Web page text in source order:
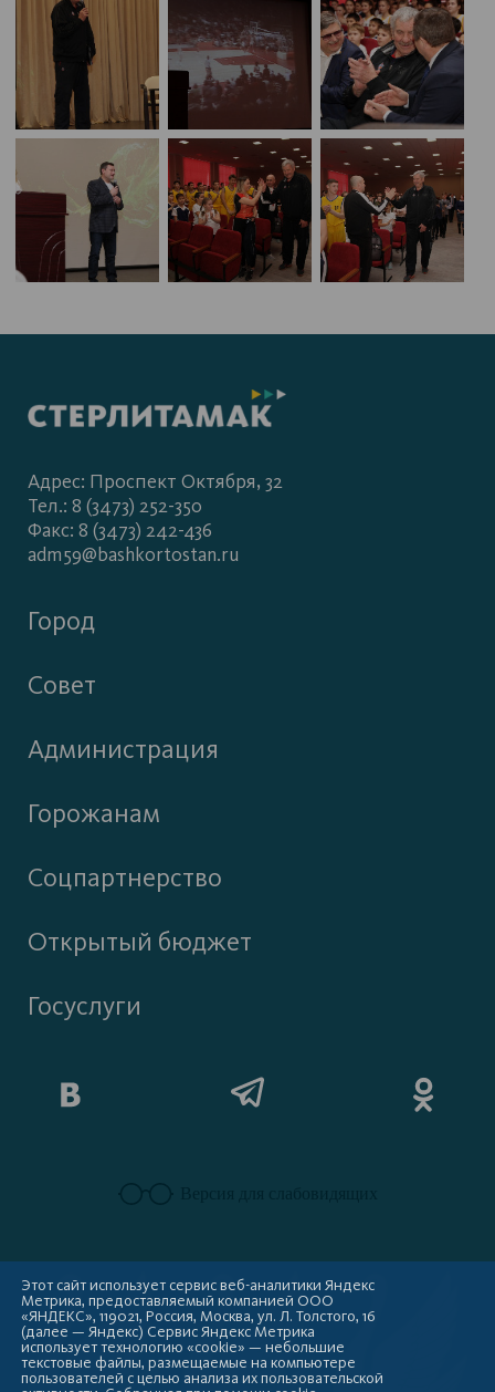
Адрес: Проспект Октября, 32
Тел.: 8 (3473) 252-350
Факс: 8 (3473) 242-436
adm59@bashkortostan.ru
Город
Совет
Администрация
Горожанам
Соцпартнерство
Открытый бюджет
Госуслуги
Этот сайт использует сервис веб-аналитики Яндекс
Метрика, предоставляемый компанией ООО
«ЯНДЕКС», 119021, Россия, Москва, ул. Л. Толстого, 16
(далее — Яндекс) Сервис Яндекс Метрика
использует технологию «cookie» — небольшие
текстовые файлы, размещаемые на компьютере
пользователей с целью анализа их пользовательской